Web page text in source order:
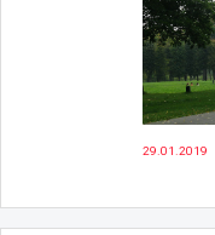
29.01.2019